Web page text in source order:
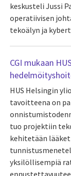
keskusteli Jussi
operatiivisen
tekoälyn ja
CGI mukaan
HUS Helsingin
tavoitteena on
tuo projektiin
kehitetään
yksilöllisempiä